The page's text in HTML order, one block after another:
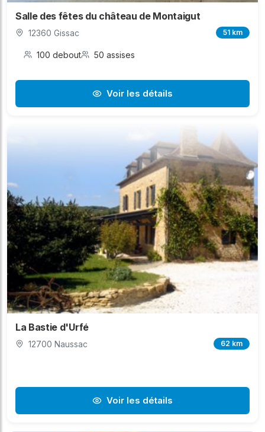
Salle des fêtes du château de Montaigut
12360 Gissac 51 km
100 debout 50 assises
Voir les détails
La Bastie d'Urfé
12700 Naussac 62 km
Voir les détails